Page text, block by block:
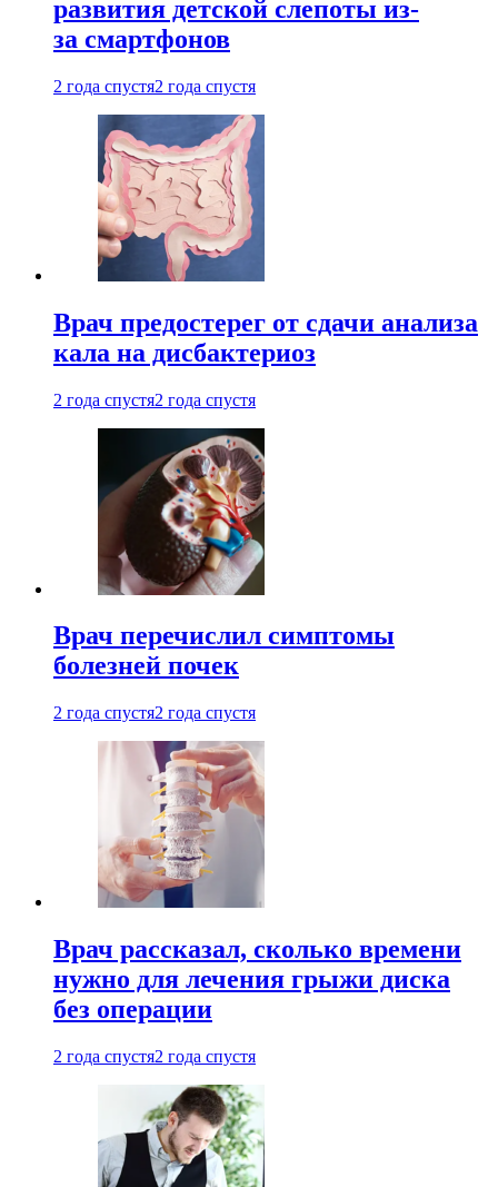
развития детской слепоты из-
за смартфонов
2 года спустя2 года спустя
Врач предостерег от сдачи анализа
кала на дисбактериоз
2 года спустя2 года спустя
Врач перечислил симптомы
болезней почек
2 года спустя2 года спустя
Врач рассказал, сколько времени
нужно для лечения грыжи диска
без операции
2 года спустя2 года спустя